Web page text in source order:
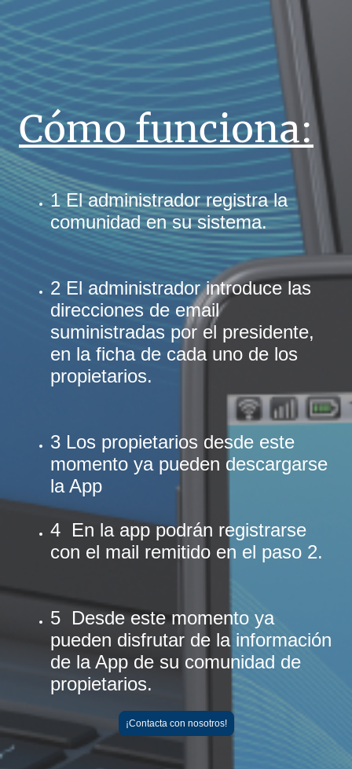
Cómo funciona:
1 El administrador registra la
comunidad en su sistema.
2 El administrador introduce las
direcciones de email
suministradas por el presidente,
en la ficha de cada uno de los
propietarios.
3 Los propietarios desde este
momento ya pueden descargarse
la App
4 En la app podrán registrarse
con el mail remitido en el paso 2.
5 Desde este momento ya
pueden disfrutar de la información
de la App de su comunidad de
propietarios.
¡Contacta con nosotros!